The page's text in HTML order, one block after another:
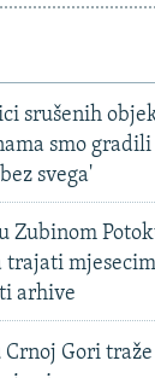
srušenih
smo
svega'
Zubinom
trajati
arhive
Crnoj Gori